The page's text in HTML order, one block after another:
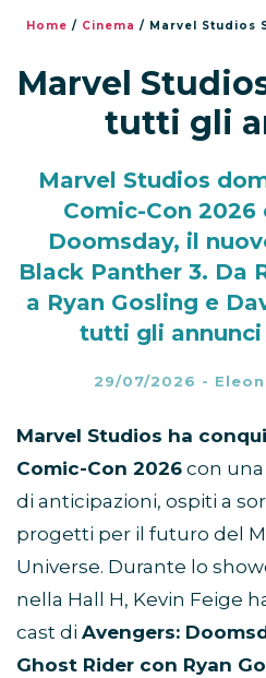
Home / Cinema / Marvel Studios
Marvel
tutti gli
Marvel Studios
Comic-Con 2026
Doomsday, il
Black Panther 3. Da
a Ryan Gosling e
tutti gli annunci
29/07/2026 -
Marvel Studios ha
Comic-Con 2026 con
di anticipazioni, ospiti a
progetti per il futuro del
Universe. Durante lo
nella Hall H, Kevin Feige
cast di Avengers:
Ghost Rider con Ryan